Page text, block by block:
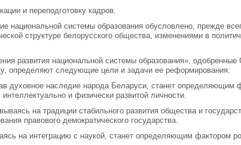
и переподготовку кадров.
национальной системы образова­ния обусловлено, прежде
структуре белорусского об­щества, изменениями в
развития национальной сис­темы образования»,
определяют следующие цели и задачи ее реформирования:
духовное наследие народа Бе­ларуси, станет определяющим
и физически раз­витой личности.
на традиции стабильного развития общества и
правового демократического го­сударства.
на интеграцию с наукой, станет определяющим фактором